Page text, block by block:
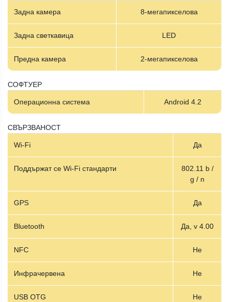
Задна камера 8-мегапикселова
Задна светкавица LED
Предна камера 2-мегапикселова
СОФТУЕР
Операционна система Android 4.2
СВЪРЗВАНОСТ
Wi-Fi Да
Поддържат се Wi-Fi стандарти
802.11 b /
g / n
GPS Да
Bluetooth Да, v 4.00
NFC Не
Инфрачервена Не
USB OTG Не